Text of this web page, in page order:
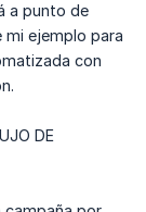
a punto de
ejemplo para
con
DE